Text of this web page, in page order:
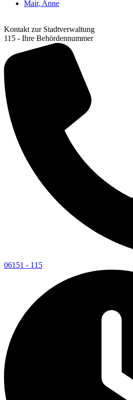
Mair, Anne
Kontakt zur Stadtverwaltung
115 - Ihre Behördennummer
06151 - 115